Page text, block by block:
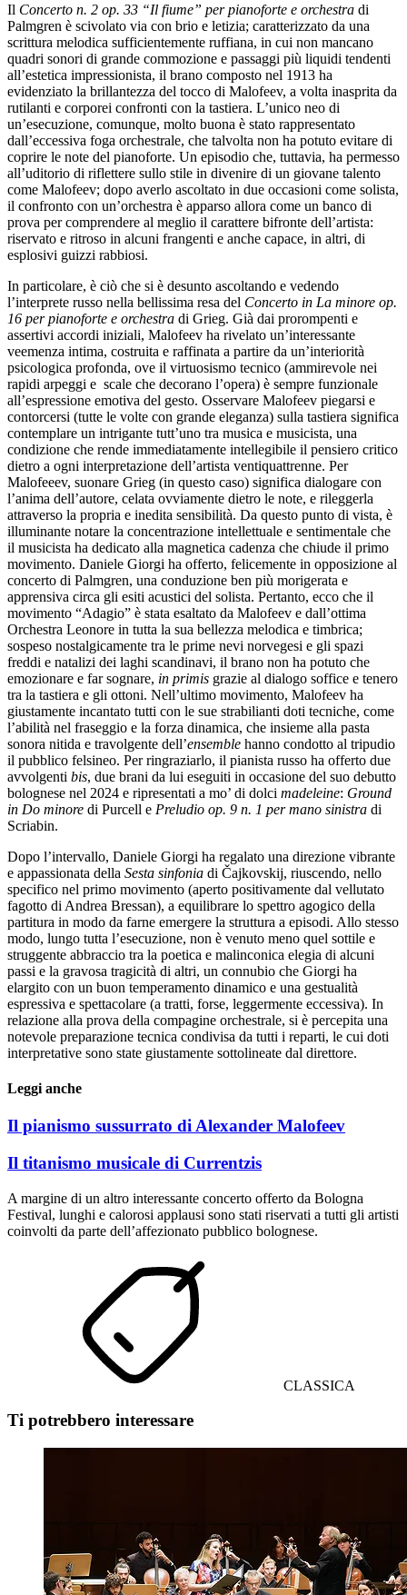
Il Concerto n. 2 op. 33 “Il fiume” per pianoforte e orchestra di
Palmgren è scivolato via con brio e letizia; caratterizzato da una
scrittura melodica sufficientemente ruffiana, in cui non mancano
quadri sonori di grande commozione e passaggi più liquidi tendenti
all’estetica impressionista, il brano composto nel 1913 ha
evidenziato la brillantezza del tocco di Malofeev, a volta inasprita da
rutilanti e corporei confronti con la tastiera. L’unico neo di
un’esecuzione, comunque, molto buona è stato rappresentato
dall’eccessiva foga orchestrale, che talvolta non ha potuto evitare di
coprire le note del pianoforte. Un episodio che, tuttavia, ha permesso
all’uditorio di riflettere sullo stile in divenire di un giovane talento
come Malofeev; dopo averlo ascoltato in due occasioni come solista,
il confronto con un’orchestra è apparso allora come un banco di
prova per comprendere al meglio il carattere bifronte dell’artista:
riservato e ritroso in alcuni frangenti e anche capace, in altri, di
esplosivi guizzi rabbiosi.
In particolare, è ciò che si è desunto ascoltando e vedendo
l’interprete russo nella bellissima resa del Concerto in La minore op.
16 per pianoforte e orchestra di Grieg. Già dai prorompenti e
assertivi accordi iniziali, Malofeev ha rivelato un’interessante
veemenza intima, costruita e raffinata a partire da un’interiorità
psicologica profonda, ove il virtuosismo tecnico (ammirevole nei
rapidi arpeggi e scale che decorano l’opera) è sempre funzionale
all’espressione emotiva del gesto. Osservare Malofeev piegarsi e
contorcersi (tutte le volte con grande eleganza) sulla tastiera significa
contemplare un intrigante tutt’uno tra musica e musicista, una
condizione che rende immediatamente intellegibile il pensiero critico
dietro a ogni interpretazione dell’artista ventiquattrenne. Per
Malofeeev, suonare Grieg (in questo caso) significa dialogare con
l’anima dell’autore, celata ovviamente dietro le note, e rileggerla
attraverso la propria e inedita sensibilità. Da questo punto di vista, è
illuminante notare la concentrazione intellettuale e sentimentale che
il musicista ha dedicato alla magnetica cadenza che chiude il primo
movimento. Daniele Giorgi ha offerto, felicemente in opposizione al
concerto di Palmgren, una conduzione ben più morigerata e
apprensiva circa gli esiti acustici del solista. Pertanto, ecco che il
movimento “Adagio” è stata esaltato da Malofeev e dall’ottima
Orchestra Leonore in tutta la sua bellezza melodica e timbrica;
sospeso nostalgicamente tra le prime nevi norvegesi e gli spazi
freddi e natalizi dei laghi scandinavi, il brano non ha potuto che
emozionare e far sognare, in primis grazie al dialogo soffice e tenero
tra la tastiera e gli ottoni. Nell’ultimo movimento, Malofeev ha
giustamente incantato tutti con le sue strabilianti doti tecniche, come
l’abilità nel fraseggio e la forza dinamica, che insieme alla pasta
sonora nitida e travolgente dell’ensemble hanno condotto al tripudio
il pubblico felsineo. Per ringraziarlo, il pianista russo ha offerto due
avvolgenti bis, due brani da lui eseguiti in occasione del suo debutto
bolognese nel 2024 e ripresentati a mo’ di dolci madeleine: Ground
in Do minore di Purcell e Preludio op. 9 n. 1 per mano sinistra di
Scriabin.
Dopo l’intervallo, Daniele Giorgi ha regalato una direzione vibrante
e appassionata della Sesta sinfonia di Čajkovskij, riuscendo, nello
specifico nel primo movimento (aperto positivamente dal vellutato
fagotto di Andrea Bressan), a equilibrare lo spettro agogico della
partitura in modo da farne emergere la struttura a episodi. Allo stesso
modo, lungo tutta l’esecuzione, non è venuto meno quel sottile e
struggente abbraccio tra la poetica e malinconica elegia di alcuni
passi e la gravosa tragicità di altri, un connubio che Giorgi ha
elargito con un buon temperamento dinamico e una gestualità
espressiva e spettacolare (a tratti, forse, leggermente eccessiva). In
relazione alla prova della compagine orchestrale, si è percepita una
notevole preparazione tecnica condivisa da tutti i reparti, le cui doti
interpretative sono state giustamente sottolineate dal direttore.
Leggi anche
Il pianismo sussurrato di Alexander Malofeev
Il titanismo musicale di Currentzis
A margine di un altro interessante concerto offerto da Bologna
Festival, lunghi e calorosi applausi sono stati riservati a tutti gli artisti
coinvolti da parte dell’affezionato pubblico bolognese.
CLASSICA
Ti potrebbero interessare